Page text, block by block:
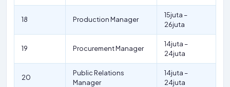
18 Production Manager
15juta –
26juta
19 Procurement Manager
14juta –
24juta
20
Public Relations
Manager
14juta –
24juta